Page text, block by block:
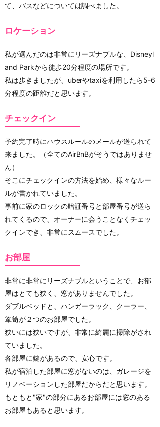
て、バスなどについては調べました。
ロケーション
私が選んだのは非常にリーズナブルな、Disneyl
and Parkから徒歩20分程度の場所です。
私は歩きましたが、uberやtaxiを利用したら5-6
分程度の距離だと思います。
チェックイン
予約完了時にハウスルールのメールが送られて
来ました。（全てのAirBnBがそうではありませ
ん）
そこにチェックインの方法を始め、様々なルー
ルが書かれていました。
事前に家のロックの暗証番号と部屋番号が送ら
れてくるので、オーナーに会うことなくチェッ
クインでき、非常にスムースでした。
お部屋
非常に非常にリーズナブルということで、お部
屋はとても狭く、窓がありませんでした。
ダブルベッドと、ハンガーラック、クーラー、
箪笥が２つのお部屋でした。
狭いには狭いですが、非常に綺麗に掃除がされ
ていました。
各部屋に鍵があるので、安心です。
私が宿泊した部屋に窓がないのは、ガレージを
リノベーションした部屋だからだと思います。
もともと"家"の部分にあるお部屋には窓のある
お部屋もあると思います。